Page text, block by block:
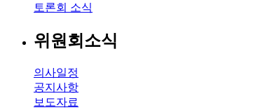
토론회 소식
위원회소식
의사일정
공지사항
보도자료